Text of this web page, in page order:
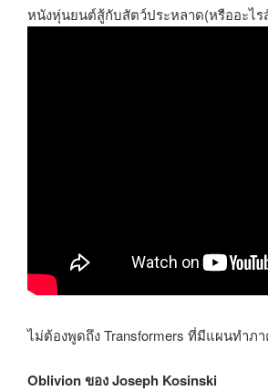
หนังหุ่นยนต์สู้กับสัตว์ประหลาด(หรืออะไร
ไม่ต้องพูดถึง Transformers ที่มีแผนทำภ
Oblivion ของ Joseph Kosinski